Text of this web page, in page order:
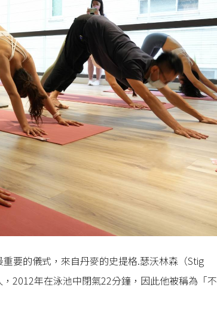
要的儀式，來自丹麥的史提格.瑟沃林森（Stig
2012年在泳池中閉氣22分鐘，因此他被稱為「不